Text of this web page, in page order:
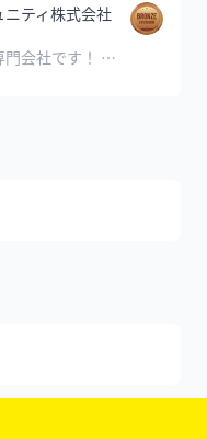
ティ株式会社
海外スポーツサービス専門会社です！ 海外スポーツ観戦のチケット手配やスポーツ選手の直筆サイングッズの販売、全国展開のチアダンススクールの運営など、スポーツに関わるさまざまなサービスを提供しています！